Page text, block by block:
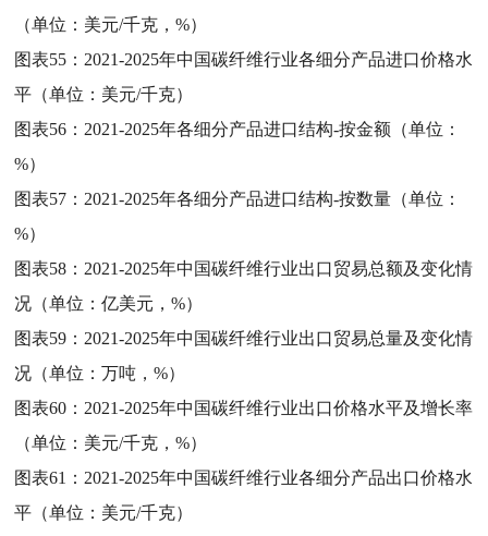
（单位：美元/千克，%）
图表55： 2021-2025年中国碳纤维行业各细分产品进口价格水
平（单位：美元/千克）
图表56： 2021-2025年各细分产品进口结构-按金额（单位：
%）
图表57： 2021-2025年各细分产品进口结构-按数量（单位：
%）
图表58： 2021-2025年中国碳纤维行业出口贸易总额及变化情
况（单位：亿美元，%）
图表59： 2021-2025年中国碳纤维行业出口贸易总量及变化情
况（单位：万吨，%）
图表60： 2021-2025年中国碳纤维行业出口价格水平及增长率
（单位：美元/千克，%）
图表61： 2021-2025年中国碳纤维行业各细分产品出口价格水
平（单位：美元/千克）